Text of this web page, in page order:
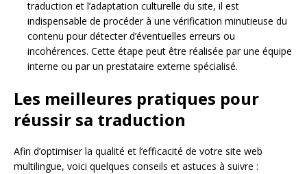
traduction et l’adaptation culturelle du site, il est
indispensable de procéder à une vérification minutieuse du
contenu pour détecter d’éventuelles erreurs ou
incohérences. Cette étape peut être réalisée par une équipe
interne ou par un prestataire externe spécialisé.
Les meilleures pratiques pour
réussir sa traduction
Afin d’optimiser la qualité et l’efficacité de votre site web
multilingue, voici quelques conseils et astuces à suivre :